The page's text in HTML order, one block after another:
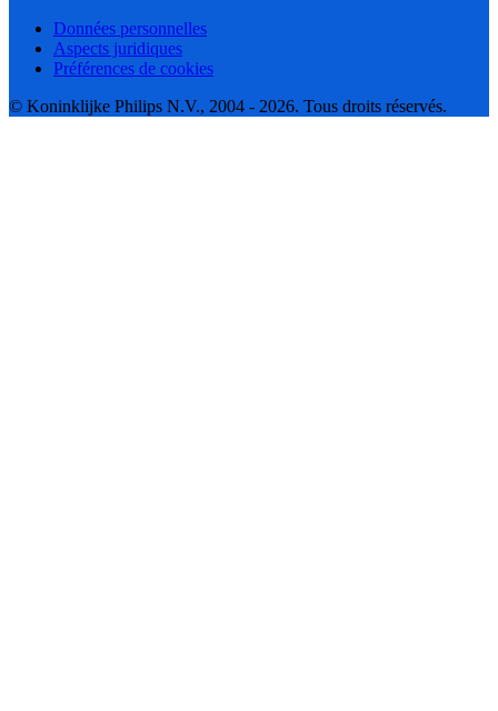
Données personnelles
Aspects juridiques
Préférences de cookies
© Koninklijke Philips N.V., 2004 - 2026. Tous droits réservés.